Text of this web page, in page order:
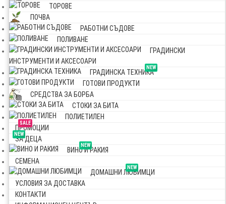
ТОРОВЕ
ПОЧВА
РАБОТНИ СЪДОВЕ
ПОЛИВАНЕ
ГРАДИНСКИ
ИНСТРУМЕНТИ И АКСЕСОАРИ
NEW
ГРАДИНСКА ТЕХНИКА
ГОТОВИ ПРОДУКТИ
СРЕДСТВА ЗА БОРБА
СТОКИ ЗА БИТА
ПОЛИЕТИЛЕН
SALE
ПРОМОЦИИ
NEW
ЗА ДЕЦА
NEW
ВИНО И РАКИЯ
СЕМЕНА
NEW
ДОМАШНИ ЛЮБИМЦИ
УСЛОВИЯ ЗА ДОСТАВКА
КОНТАКТИ